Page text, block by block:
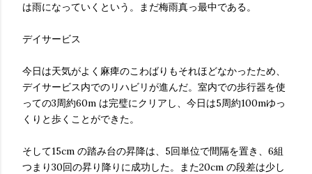
は雨になっていくという。まだ梅雨真っ最中である。
デイサービス
今日は天気がよく麻痺のこわばりもそれほどなかったため、
デイサービス内でのリハビリが進んだ。室内での歩行器を使
っての3周約60m は完璧にクリアし、今日は5周約100mゆっ
くりと歩くことができた。
そして15cm の踏み台の昇降は、5回単位で間隔を置き、6組
つまり30回の昇り降りに成功した。また20cm の段差は少し